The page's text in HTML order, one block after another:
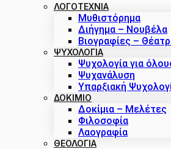
ΛΟΓΟΤΕΧΝΙΑ
Μυθιστόρημα
Διήγημα – Νουβέλα
Βιογραφίες –
ΨΥΧΟΛΟΓΙΑ
Ψυχολογία για
Ψυχανάλυση
Υπαρξιακή
ΔΟΚΊΜΙΟ
Δοκίμια – Μελέτες
Φιλοσοφία
Λαογραφία
ΘΕΟΛΟΓΙΑ